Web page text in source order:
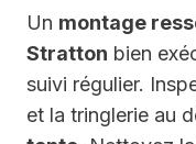
Un montage
Stratton bien
suivi régulier.
et la tringlerie au